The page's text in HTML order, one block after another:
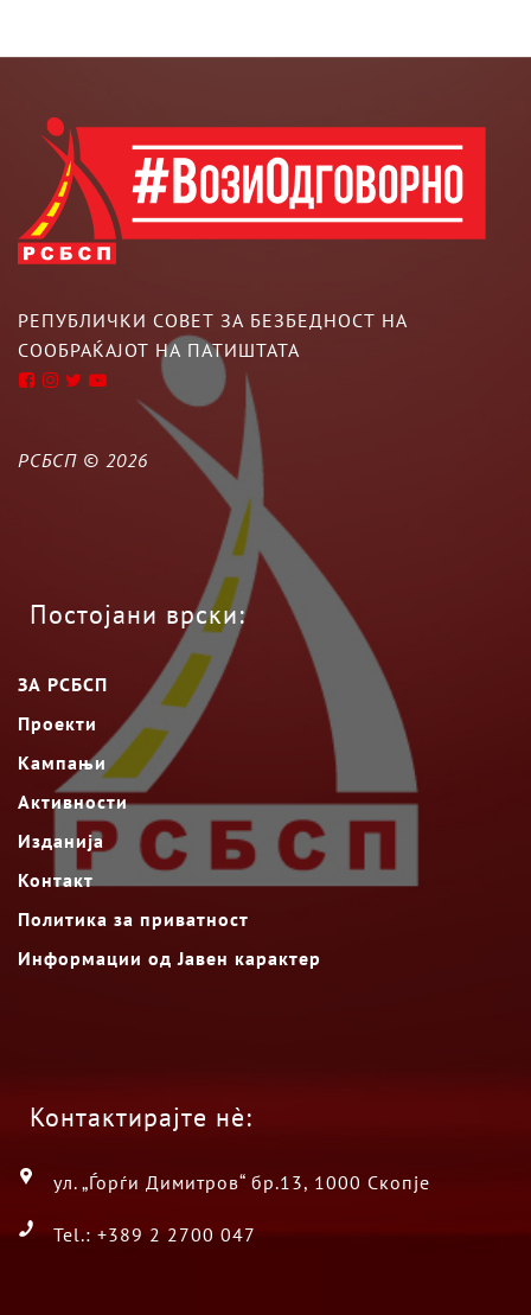
РЕПУБЛИЧКИ СОВЕТ ЗА БЕЗБЕДНОСТ НА
СООБРАЌАЈОТ НА ПАТИШТАТА
РСБСП © 2026
Постојани врски:
ЗА РСБСП
Проекти
Кампањи
Активности
Изданија
Контакт
Политика за приватност
Информации од Јавен карактер
Контактирајте нè:
ул. „Ѓорѓи Димитров“ бр.13, 1000 Скопје
Tel.: +389 2 2700 047